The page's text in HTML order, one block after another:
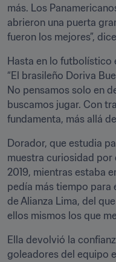
más. Los
abrieron una puerta
fueron los mejores”,
Hasta en lo futbolístico
“El brasileño Doriva
No pensamos solo en
buscamos jugar. Con
fundamenta, más allá
Dorador, que estudia
muestra curiosidad por
2019, mientras estaba
pedía más tiempo para
de Alianza Lima, del
ellos mismos los que
Ella devolvió la
goleadores del equipo